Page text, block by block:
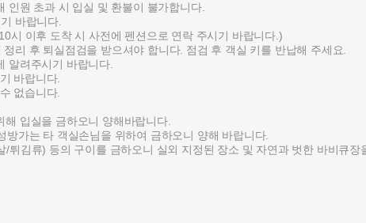
인원 초과 시 입실 및 환불이 불가합니다.
바랍니다.
시 이후 도착 시 사전에 펜션으로 연락 주시기 바랍니다.)
리 후 퇴실점검을 받으셔야 합니다. 점검 후 객실 키를 반납해 주세요.
알려주시기 바랍니다.
바랍니다.
없습니다.
입실을 금하오니 양해바랍니다.
가는 타 객실손님을 위하여 금하오니 양해 바랍니다.
튀김류) 등의 구이를 금하오니 실외 지정된 장소 및 자연과 벗한 바비큐